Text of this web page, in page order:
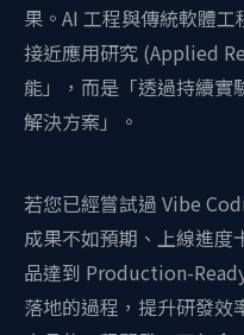
果。AI 工程與傳統軟體
接近應用研究 (Applied
能」，而是「透過持續實
解決方案」。
若您已經嘗試過 Vibe
成果不如預期、上線進度
品達到 Production-
落地的過程，提升研發效